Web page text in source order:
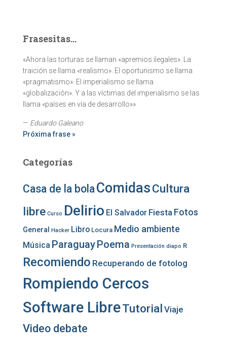
Frasesitas...
«Ahora las torturas se llaman «apremios ilegales». La
traición se llama «realismo». El oportunismo se llama
«pragmatismo». El imperialismo se llama
«globalización». Y a las víctimas del imperialismo se las
llama «países en vía de desarrollo»»
— Eduardo Galeano
Próxima frase »
Categorías
Casa de la bolaComidasCultura
libre Curso Delirio El Salvador Fiesta Fotos
General Hacker Libro Locura Medio ambiente
Música ParaguayPoema Presentación diapo R
Recomiendo Recuperando de fotolog
Rompiendo Cercos
Software LibreTutorial Viaje
Video debate